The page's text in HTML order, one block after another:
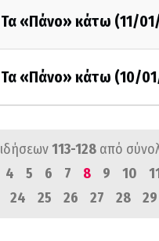
Τα «Πάνο» κάτω (11/
Τα «Πάνο» κάτω (10/
113-128 από
4 5 6 7 8 9 10
24 25 26 27 28 29